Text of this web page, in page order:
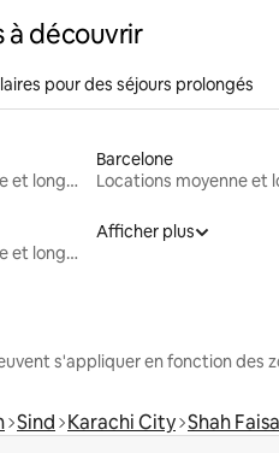
à découvrir
pour des séjours prolongés
Locations moyenne et longue durée
Barcelone
Locations moyenne et longue durée
Afficher plus
s'appliquer en fonction des
Sind Karachi City Shah